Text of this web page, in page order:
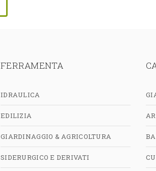
FERRAMENTA
IDRAULICA
EDILIZIA
GIARDINAGGIO & AGRICOLTURA
SIDERURGICO E DERIVATI